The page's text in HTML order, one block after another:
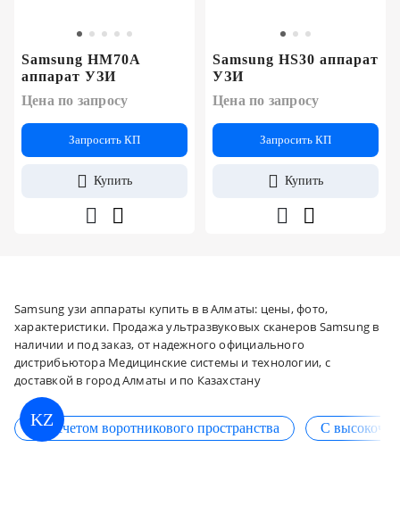
KZ
Samsung HM70A
аппарат УЗИ
Цена по запросу
Запросить КП
Купить
Samsung HS30 аппарат
УЗИ
Цена по запросу
Запросить КП
Купить
Samsung узи аппараты купить в в Алматы: цены, фото,
характеристики. Продажа ультразвуковых сканеров Samsung в
наличии и под заказ, от надежного официального
дистрибьютора Медицинские системы и технологии, с
доставкой в город Алматы и по Казахстану
С расчетом воротникового пространства С